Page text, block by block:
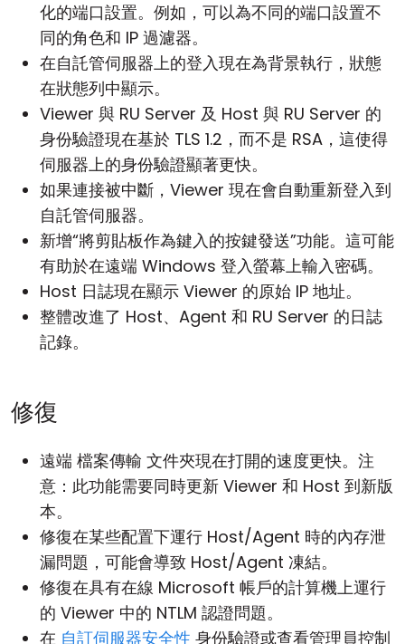
化的端口設置。例如，可以為不同的端口設置不
同的角色和 IP 過濾器。
在自託管伺服器上的登入現在為背景執行，狀態
在狀態列中顯示。
Viewer 與 RU Server 及 Host 與 RU Server 的
身份驗證現在基於 TLS 1.2，而不是 RSA，這使得
伺服器上的身份驗證顯著更快。
如果連接被中斷，Viewer 現在會自動重新登入到
自託管伺服器。
新增“將剪貼板作為鍵入的按鍵發送”功能。這可能
有助於在遠端 Windows 登入螢幕上輸入密碼。
Host 日誌現在顯示 Viewer 的原始 IP 地址。
整體改進了 Host、 Agent 和 RU Server 的日誌
記錄。
修復
遠端 檔案傳輸 文件夾現在打開的速度更快。注
意：此功能需要同時更新 Viewer 和 Host 到新版
本。
修復在某些配置下運行 Host/Agent 時的內存泄
漏問題，可能會導致 Host/Agent 凍結。
修復在具有在線 Microsoft 帳戶的計算機上運行
的 Viewer 中的 NTLM 認證問題。
在 自訂伺服器安全性 身份驗證或查看管理員控制